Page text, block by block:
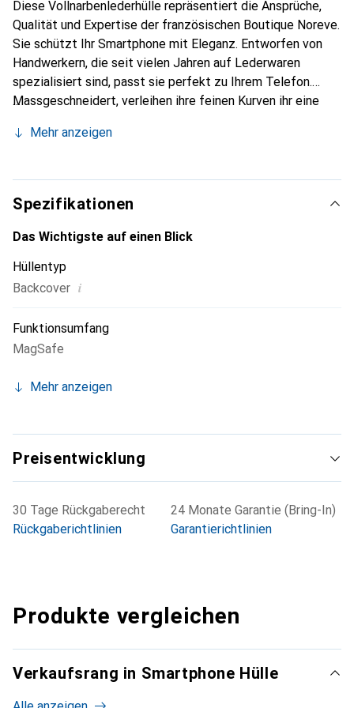
Diese Vollnarbenlederhülle repräsentiert die Ansprüche,
Qualität und Expertise der französischen Boutique Noreve.
Sie schützt Ihr Smartphone mit Eleganz. Entworfen von
Handwerkern, die seit vielen Jahren auf Lederwaren
spezialisiert sind, passt sie perfekt zu Ihrem Telefon.
Massgeschneidert, verleihen ihre feinen Kurven ihr eine
unverzichtbaren Accessoire Ihres Smartphones.
die Marke Noreve eine sichere Wahl für eine
anspruchsvolle Kundschaft.
Mehr anzeigen
Spezifikationen
Das Wichtigste auf einen Blick
Hüllentyp
Backcover i
Funktionsumfang
MagSafe
Mehr anzeigen
Preisentwicklung
30 Tage Rückgaberecht
Rückgaberichtlinien
24 Monate Garantie (Bring-In)
Garantierichtlinien
Produkte vergleichen
Verkaufsrang in Smartphone Hülle